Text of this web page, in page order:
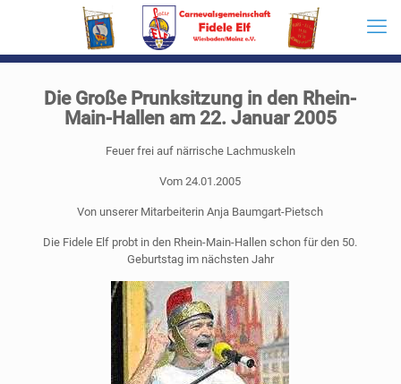
Die Große Prunksitzung in den Rhein-
Main-Hallen am 22. Januar 2005
Feuer frei auf närrische Lachmuskeln
Vom 24.01.2005
Von unserer Mitarbeiterin Anja Baumgart-Pietsch
Die Fidele Elf probt in den Rhein-Main-Hallen schon für den 50.
Geburtstag im nächsten Jahr